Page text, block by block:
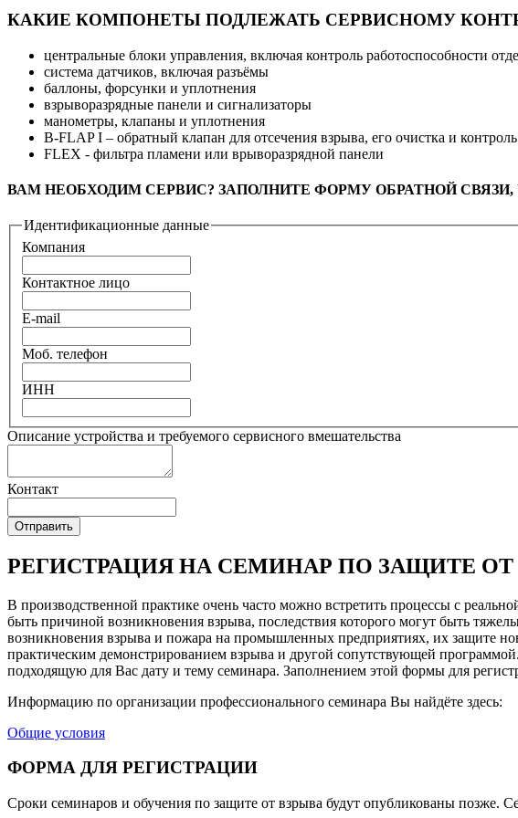
КАКИЕ КОМПОНЕТЫ ПОДЛЕЖАТЬ СЕРВИСНОМУ
центральные блоки управления, включая контроль работоспособности
система датчиков, включая разъёмы
баллоны, форсунки и уплотнения
взрыворазрядные панели и сигнализаторы
манометры, клапаны и уплотнения
B-FLAP I – обратный клапан для отсечения взрыва, его очистка и контроль
FLEX - фильтра пламени или врыворазрядной панели
ВАМ НЕОБХОДИМ СЕРВИС? ЗАПОЛНИТЕ ФОРМУ ОБРАТНОЙ
Идентификационные данные
Компания
Контактное лицо
E-mail
Моб. телефон
ИНН
Описание устройства и требуемого сервисного вмешательства
Контакт
РЕГИСТРАЦИЯ НА СЕМИНАР ПО ЗАЩИТЕ ОТ
В производственной практике очень часто можно встретить процессы с
быть причиной возникновения взрыва, последствия которого могут быть
возникновения взрыва и пожара на промышленных предприятиях, их защите
практическим демонстрированием взрыва и другой сопутствующей
подходящую для Вас дату и тему семинара. Заполнением этой формы для
Информацию по организации профессионального семинара Вы найдёте здесь:
Общие условия
ФОРМА ДЛЯ РЕГИСТРАЦИИ
Сроки семинаров и обучения по защите от взрыва будут опубликованы позже.